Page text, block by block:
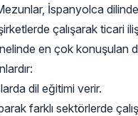
İspanyolca
çalışarak ticari
en çok konuşulan
dil eğitimi verir.
farklı sektörlerde